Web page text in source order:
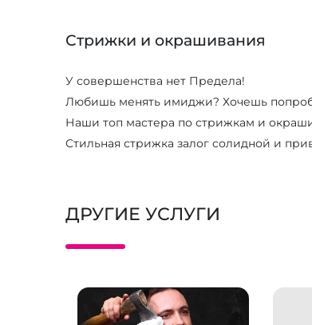
Стрижки и окрашивания
У совершенства нет Предела!
Любишь менять имиджи? Хочешь
Наши топ мастера по стрижкам и
Стильная стрижка залог солидной и
ДРУГИЕ УСЛУГИ